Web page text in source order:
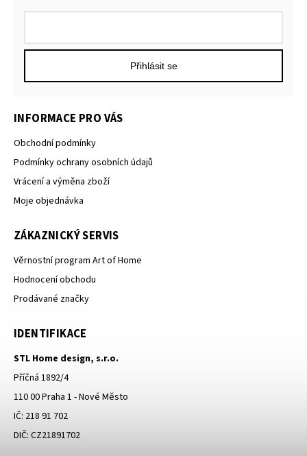
Přihlásit se
INFORMACE PRO VÁS
Obchodní podmínky
Podmínky ochrany osobních údajů
Vrácení a výměna zboží
Moje objednávka
ZÁKAZNICKÝ SERVIS
Věrnostní program Art of Home
Hodnocení obchodu
Prodávané značky
IDENTIFIKACE
STL Home design, s.r.o.
Příčná 1892/4
110 00 Praha 1 - Nové Město
IČ: 218 91 702
DIČ: CZ21891702